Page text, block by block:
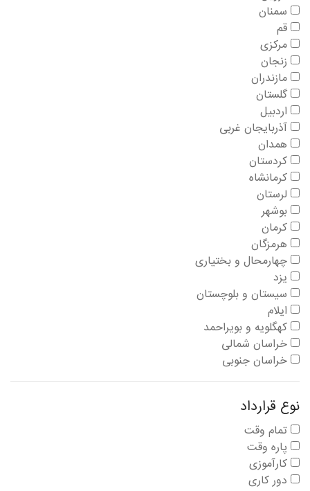
سمنان
قم
مرکزی
زنجان
مازندران
گلستان
اردبیل
آذربایجان غربی
همدان
کردستان
کرمانشاه
لرستان
بوشهر
کرمان
هرمزگان
چهارمحال و بختیاری
یزد
سیستان و بلوچستان
ایلام
کهگلویه و بویراحمد
خراسان شمالی
خراسان جنوبی
نوع قرارداد
تمام وقت
پاره وقت
کارآموزی
دور کاری